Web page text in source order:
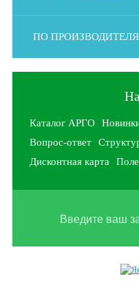
ПО
Каталог АРГО
Вопрос-ответ
Дисконтная карта